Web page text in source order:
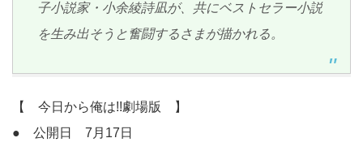
子小説家・小余綾詩凪が、共にベストセラー小説
を生み出そうと奮闘するさまが描かれる。
【 今日から俺は!!劇場版 】
● 公開日 7月17日